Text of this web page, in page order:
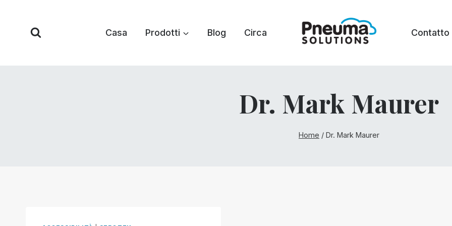
contenuto
Casa Prodotti Blog Circa Contatto
Dr. Mark Maurer
Home / Dr. Mark Maurer